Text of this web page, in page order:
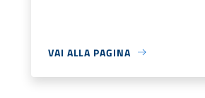
VAI ALLA PAGINA